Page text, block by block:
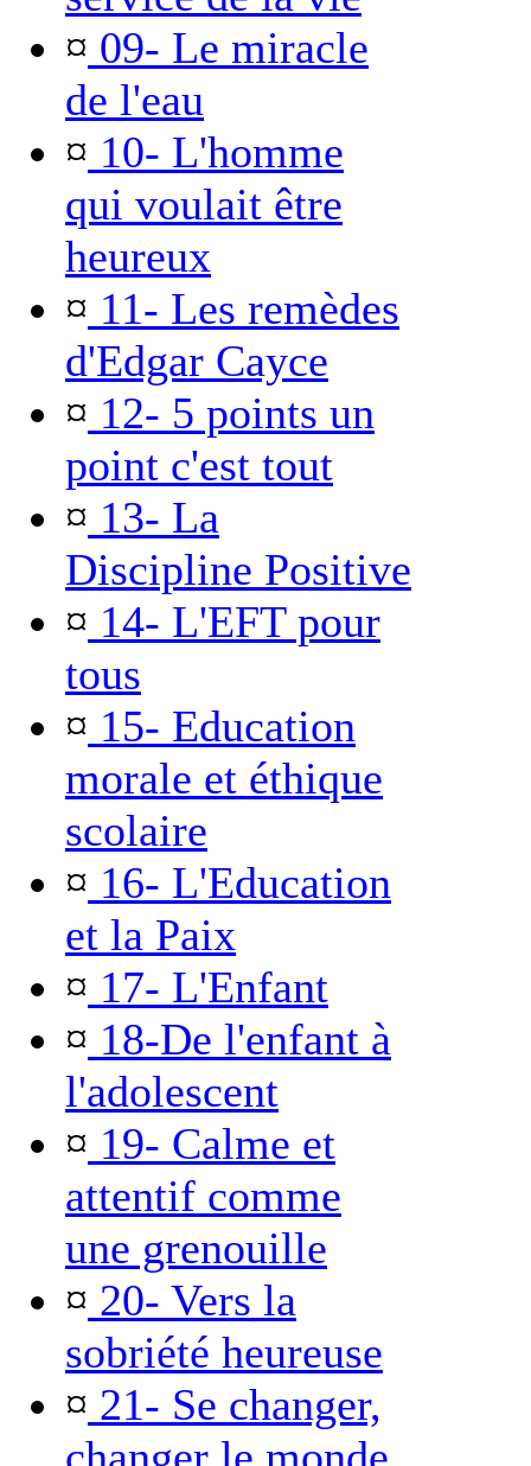
¤ 09- Le miracle
de l'eau
¤ 10- L'homme
qui voulait être
heureux
¤ 11- Les remèdes
d'Edgar Cayce
¤ 12- 5 points un
point c'est tout
¤ 13- La
Discipline Positive
¤ 14- L'EFT pour
tous
¤ 15- Education
morale et éthique
scolaire
¤ 16- L'Education
et la Paix
¤ 17- L'Enfant
¤ 18-De l'enfant à
l'adolescent
¤ 19- Calme et
attentif comme
une grenouille
¤ 20- Vers la
sobriété heureuse
¤ 21- Se changer,